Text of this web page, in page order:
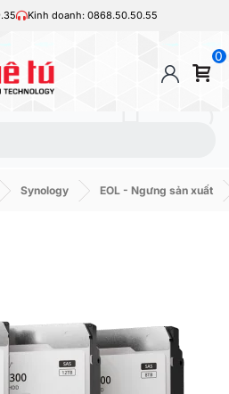
Kinh doanh: 0868.50.50.55
0
Synology EOL - Ngưng sản xuất